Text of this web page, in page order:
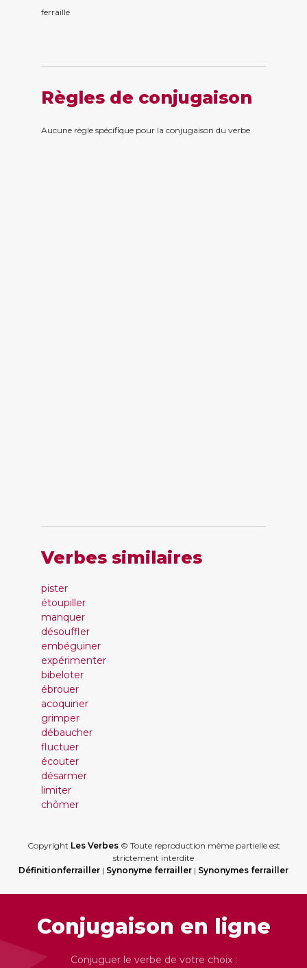
ferraillé
Règles de conjugaison
Aucune règle spécifique pour la conjugaison du verbe
Verbes similaires
pister
étoupiller
manquer
désouffler
embéguiner
expérimenter
bibeloter
ébrouer
acoquiner
grimper
débaucher
fluctuer
écouter
désarmer
limiter
chômer
Copyright Les Verbes© Toute reproduction même partielle est
strictement interdite
Définitionferrailler | Synonyme ferrailler | Synonymes ferrailler
Conjugaison en ligne
Conjuguer le verbe de votre choix :